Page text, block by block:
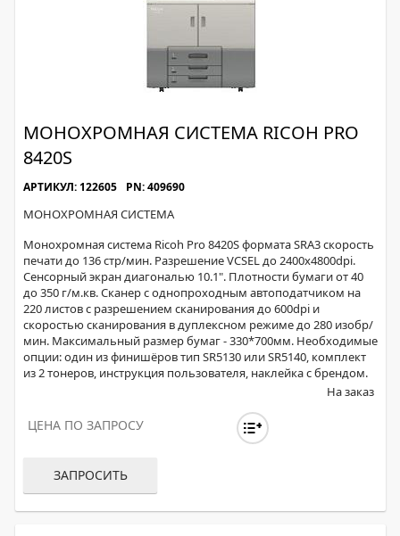
МОНОХРОМНАЯ СИСТЕМА RICOH PRO
8420S
АРТИКУЛ: 122605 PN: 409690
МОНОХРОМНАЯ СИСТЕМА
Монохромная система Ricoh Pro 8420S формата SRA3 скорость
печати до 136 стр/мин. Разрешение VCSEL до 2400x4800dpi.
Сенсорный экран диагональю 10.1". Плотности бумаги от 40
до 350 г/м.кв. Сканер с однопроходным автоподатчиком на
220 листов с разрешением сканирования до 600dpi и
скоростью сканирования в дуплексном режиме до 280 изобр/
мин. Максимальный размер бумаг - 330*700мм. Необходимые
опции: один из финишёров тип SR5130 или SR5140, комплект
из 2 тонеров, инструкция пользователя, наклейка с брендом.
На заказ
ЦЕНА ПО ЗАПРОСУ
ЗАПРОСИТЬ